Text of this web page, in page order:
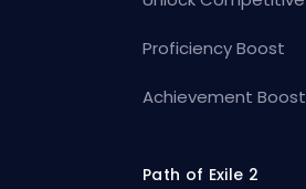
Proficiency Boost
Achievement Boost
Path of Exile 2